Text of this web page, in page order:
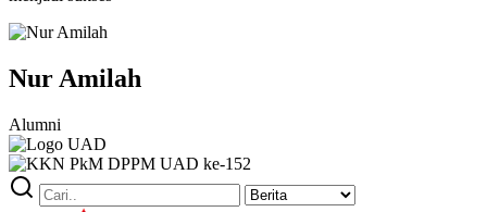
Nur Amilah
Alumni